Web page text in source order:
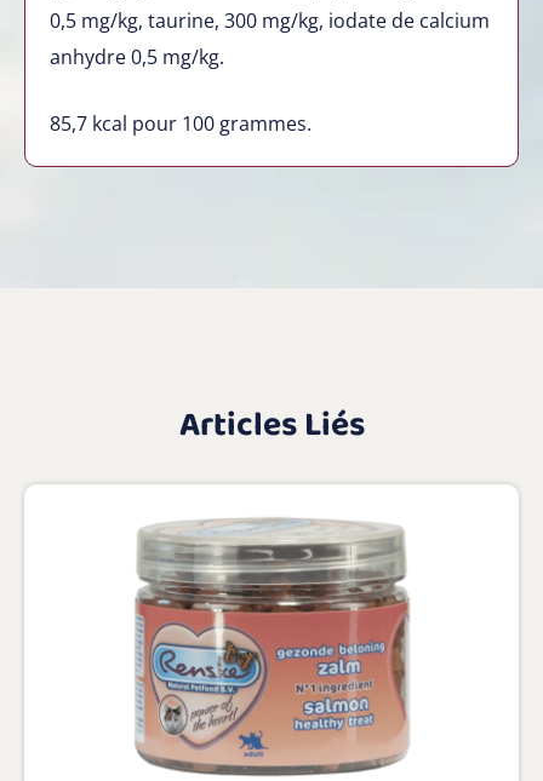
0,5 mg/kg, taurine, 300 mg/kg, iodate de calcium
anhydre 0,5 mg/kg.
85,7 kcal pour 100 grammes.
Articles Liés